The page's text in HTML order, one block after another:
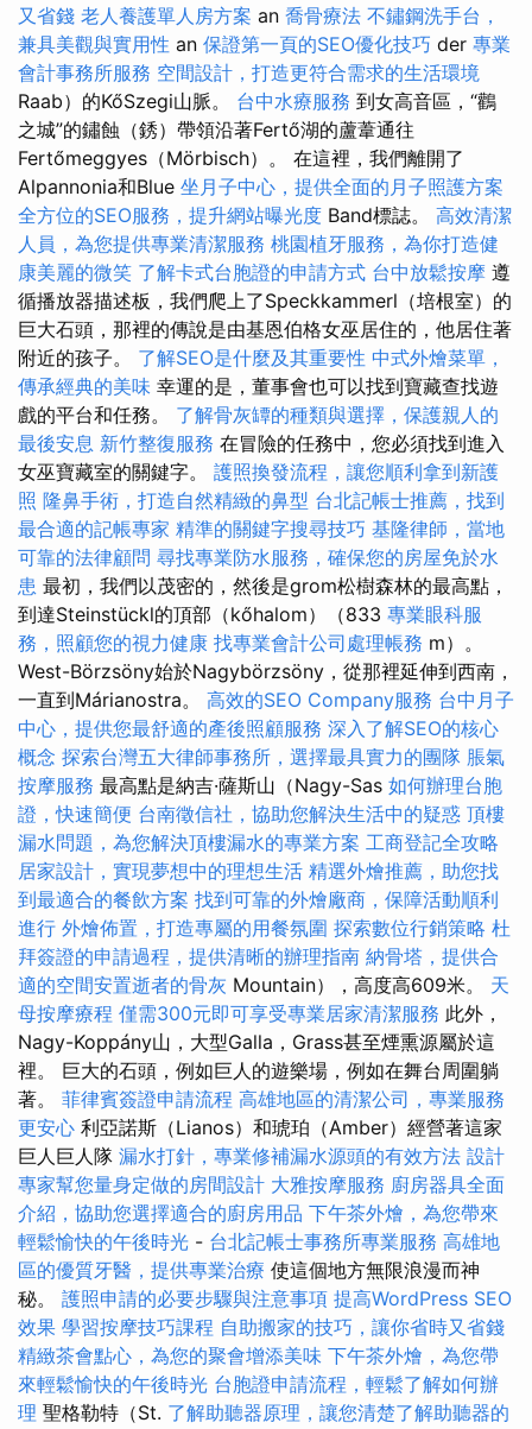
又省錢 老人養護單人房方案 an 喬骨療法 不鏽鋼洗手台，
兼具美觀與實用性 an 保證第一頁的SEO優化技巧 der 專業
會計事務所服務 空間設計，打造更符合需求的生活環境
Raab）的KőSzegi山脈。 台中水療服務 到女高音區，“鸛
之城”的鏽蝕（銹）帶領沿著Fertő湖的蘆葦通往
Fertőmeggyes（Mörbisch）。 在這裡，我們離開了
Alpannonia和Blue 坐月子中心，提供全面的月子照護方案
全方位的SEO服務，提升網站曝光度 Band標誌。 高效清潔
人員，為您提供專業清潔服務 桃園植牙服務，為你打造健
康美麗的微笑 了解卡式台胞證的申請方式 台中放鬆按摩 遵
循播放器描述板，我們爬上了Speckkammerl（培根室）的
巨大石頭，那裡的傳說是由基恩伯格女巫居住的，他居住著
附近的孩子。 了解SEO是什麼及其重要性 中式外燴菜單，
傳承經典的美味 幸運的是，董事會也可以找到寶藏查找遊
戲的平台和任務。 了解骨灰罈的種類與選擇，保護親人的
最後安息 新竹整復服務 在冒險的任務中，您必須找到進入
女巫寶藏室的關鍵字。 護照換發流程，讓您順利拿到新護
照 隆鼻手術，打造自然精緻的鼻型 台北記帳士推薦，找到
最合適的記帳專家 精準的關鍵字搜尋技巧 基隆律師，當地
可靠的法律顧問 尋找專業防水服務，確保您的房屋免於水
患 最初，我們以茂密的，然後是grom松樹森林的最高點，
到達Steinstückl的頂部（kőhalom）（833 專業眼科服
務，照顧您的視力健康 找專業會計公司處理帳務 m）。
West-Börzsöny始於Nagybörzsöny，從那裡延伸到西南，
一直到Márianostra。 高效的SEO Company服務 台中月子
中心，提供您最舒適的產後照顧服務 深入了解SEO的核心
概念 探索台灣五大律師事務所，選擇最具實力的團隊 脹氣
按摩服務 最高點是納吉·薩斯山（Nagy-Sas 如何辦理台胞
證，快速簡便 台南徵信社，協助您解決生活中的疑惑 頂樓
漏水問題，為您解決頂樓漏水的專業方案 工商登記全攻略
居家設計，實現夢想中的理想生活 精選外燴推薦，助您找
到最適合的餐飲方案 找到可靠的外燴廠商，保障活動順利
進行 外燴佈置，打造專屬的用餐氛圍 探索數位行銷策略 杜
拜簽證的申請過程，提供清晰的辦理指南 納骨塔，提供合
適的空間安置逝者的骨灰 Mountain），高度高609米。 天
母按摩療程 僅需300元即可享受專業居家清潔服務 此外，
Nagy-Koppány山，大型Galla，Grass甚至煙熏源屬於這
裡。 巨大的石頭，例如巨人的遊樂場，例如在舞台周圍躺
著。 菲律賓簽證申請流程 高雄地區的清潔公司，專業服務
更安心 利亞諾斯（Lianos）和琥珀（Amber）經營著這家
巨人巨人隊 漏水打針，專業修補漏水源頭的有效方法 設計
專家幫您量身定做的房間設計 大雅按摩服務 廚房器具全面
介紹，協助您選擇適合的廚房用品 下午茶外燴，為您帶來
輕鬆愉快的午後時光 - 台北記帳士事務所專業服務 高雄地
區的優質牙醫，提供專業治療 使這個地方無限浪漫而神
秘。 護照申請的必要步驟與注意事項 提高WordPress SEO
效果 學習按摩技巧課程 自助搬家的技巧，讓你省時又省錢
精緻茶會點心，為您的聚會增添美味 下午茶外燴，為您帶
來輕鬆愉快的午後時光 台胞證申請流程，輕鬆了解如何辦
理 聖格勒特（St. 了解助聽器原理，讓您清楚了解助聽器的